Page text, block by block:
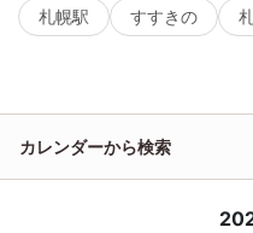
札幌駅 すすきの
カレンダーから検索